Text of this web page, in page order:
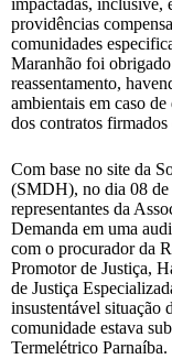
impactadas, inclusive,
providências
comunidades
Maranhão foi
reassentamento,
ambientais em caso
dos contratos
Com base no site da
(SMDH), no dia 08
representantes da
Demanda em uma
com o procurador da
Promotor de Justiça,
de Justiça
insustentável situação
comunidade estava
Termelétrico Parnaíba.